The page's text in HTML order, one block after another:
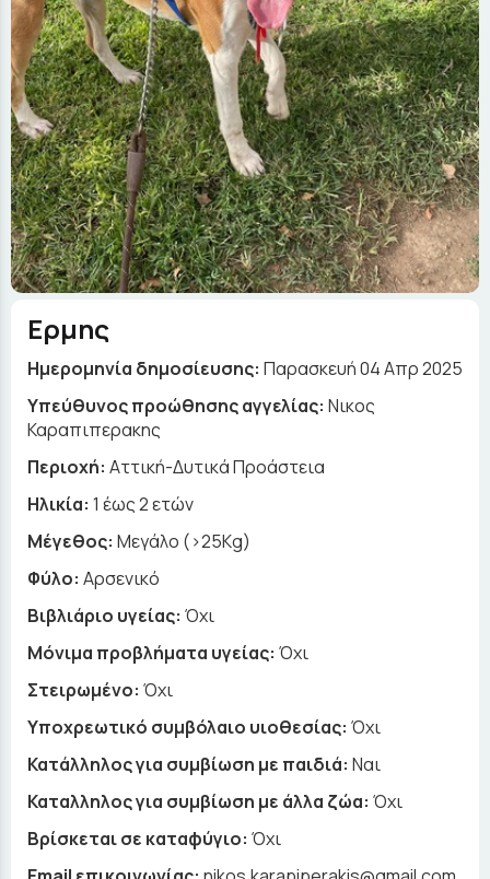
Ερμης
Ημερομηνία δημοσίευσης: Παρασκευή 04 Απρ 2025
Yπεύθυνος προώθησης αγγελίας: Νικος
Καραπιπερακης
Περιοχή: Αττική-Δυτικά Προάστεια
Ηλικία: 1 έως 2 ετών
Μέγεθος: Μεγάλο (>25Kg)
Φύλο: Αρσενικό
Βιβλιάριο υγείας: Όχι
Μόνιμα προβλήματα υγείας: Όχι
Στειρωμένο: Όχι
Υποχρεωτικό συμβόλαιο υιοθεσίας: Όχι
Κατάλληλος για συμβίωση με παιδιά: Ναι
Καταλληλος για συμβίωση με άλλα ζώα: Όχι
Βρίσκεται σε καταφύγιο: Όχι